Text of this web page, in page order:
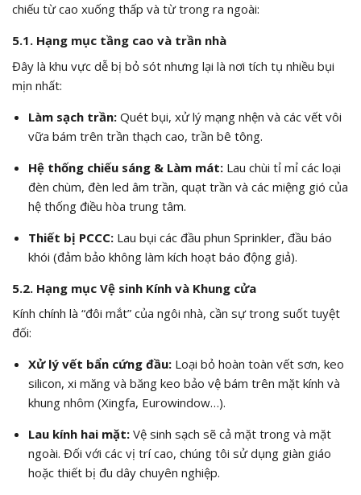
chiếu từ cao xuống thấp và từ trong ra ngoài:
5.1. Hạng mục tầng cao và trần nhà
Đây là khu vực dễ bị bỏ sót nhưng lại là nơi tích tụ nhiều bụi
mịn nhất:
Làm sạch trần:Quét bụi, xử lý mạng nhện và các vết vôi
vữa bám trên trần thạch cao, trần bê tông.
Hệ thống chiếu sáng & Làm mát:Lau chùi tỉ mỉ các loại
đèn chùm, đèn led âm trần, quạt trần và các miệng gió của
hệ thống điều hòa trung tâm.
Thiết bị PCCC:Lau bụi các đầu phun Sprinkler, đầu báo
khói (đảm bảo không làm kích hoạt báo động giả).
5.2. Hạng mục Vệ sinh Kính và Khung cửa
Kính chính là “đôi mắt” của ngôi nhà, cần sự trong suốt tuyệt
đối:
Xử lý vết bẩn cứng đầu:Loại bỏ hoàn toàn vết sơn, keo
silicon, xi măng và băng keo bảo vệ bám trên mặt kính và
khung nhôm (Xingfa, Eurowindow…).
Lau kính hai mặt:Vệ sinh sạch sẽ cả mặt trong và mặt
ngoài. Đối với các vị trí cao, chúng tôi sử dụng giàn giáo
hoặc thiết bị đu dây chuyên nghiệp.